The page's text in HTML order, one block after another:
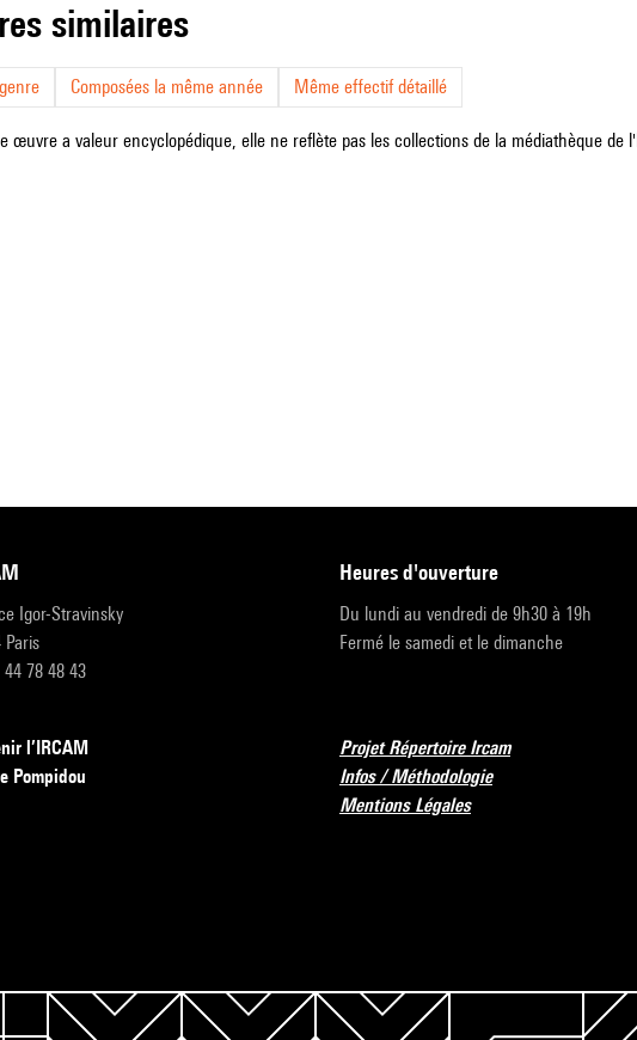
similaires
Composées la même année Même effectif détaillé
œuvre a valeur encyclopédique, elle ne reflète pas les collections de la médiathèque
Igor-Stravinsky
Paris
78 48 43
heures d'ouverture
Du lundi au vendredi de 9h30 à 19h
Fermé le samedi et le dimanche
l’IRCAM
Pompidou
Projet Répertoire Ircam
Infos / Méthodologie
Mentions Légales